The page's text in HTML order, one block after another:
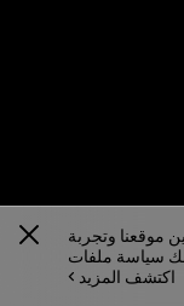
موقعنا وتجربة
سياسة ملفات
اكتشف المزيد